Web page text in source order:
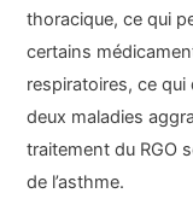
thoracique, ce qui
certains
respiratoires, ce qui
deux maladies
traitement du RGO
de l’asthme.